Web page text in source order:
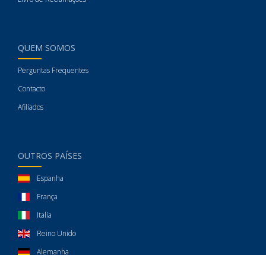
QUEM SOMOS
Perguntas Frequentes
Contacto
Afiliados
OUTROS PAÍSES
Espanha
França
Italia
Reino Unido
Alemanha